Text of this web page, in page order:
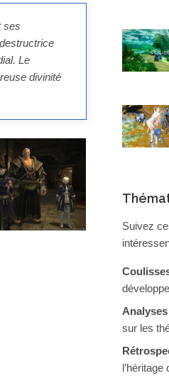
ses
Le
divinité
Suivez
Analyses
sur les